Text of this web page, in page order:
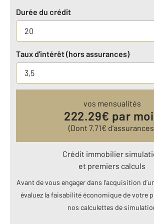
Durée du crédit
Taux d'intérêt (hors assurances)
vos mensualités
222.29€ par
(Dont 7.71€
Crédit immobilier
et premiers calculs
Avant de vous engager dans l’acquisition
évaluez la faisabilité économique de votre
nos calculettes de